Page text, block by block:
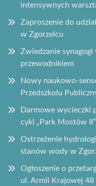
intensywnych
Zaproszenie do
w Zgorzelcu
Zwiedzanie
przewodnikiem
Nowy naukowo-
Przedszkolu
Darmowe wycieczki
cykl „Park Mostów II”
Ostrzeżenie
stanów wody w
Ogłoszenie o
ul. Armii Krajowej 48